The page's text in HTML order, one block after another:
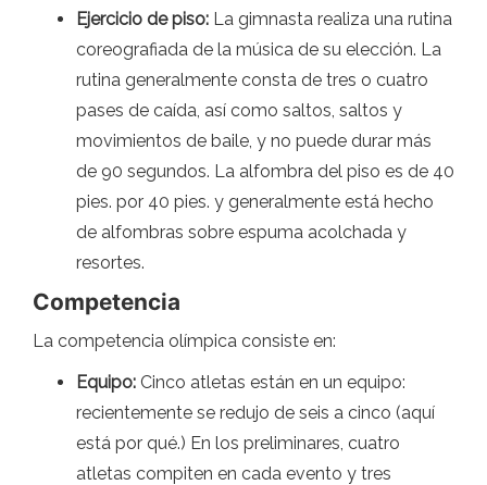
Ejercicio de piso: La gimnasta realiza una rutina
coreografiada de la música de su elección. La
rutina generalmente consta de tres o cuatro
pases de caída, así como saltos, saltos y
movimientos de baile, y no puede durar más
de 90 segundos. La alfombra del piso es de 40
pies. por 40 pies. y generalmente está hecho
de alfombras sobre espuma acolchada y
resortes.
Competencia
La competencia olímpica consiste en:
Equipo: Cinco atletas están en un equipo:
recientemente se redujo de seis a cinco (aquí
está por qué.) En los preliminares, cuatro
atletas compiten en cada evento y tres